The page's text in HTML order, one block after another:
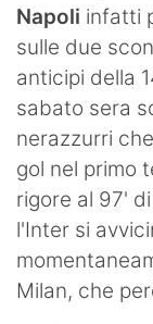
Napoli infatti
sulle due
anticipi della
sabato sera
nerazzurri
gol nel primo
rigore al 97' di
l'Inter si
Milan, che